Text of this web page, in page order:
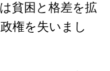
貧困と格差を拡
権を失いまし